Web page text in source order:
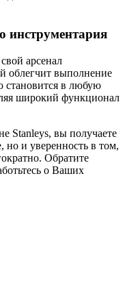
инструментария
арсенал
облегчит выполнение
становится в любую
широкий функционал
Stanleys, вы получаете
но и уверенность в том,
Обратите
о Ваших